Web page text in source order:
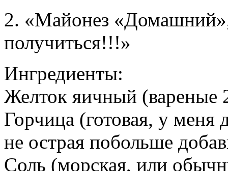
2. «Майонез
получиться!!!»
Ингредиенты:
Желток яичный
Горчица (готовая, у
не острая побольше
Соль (морская, или